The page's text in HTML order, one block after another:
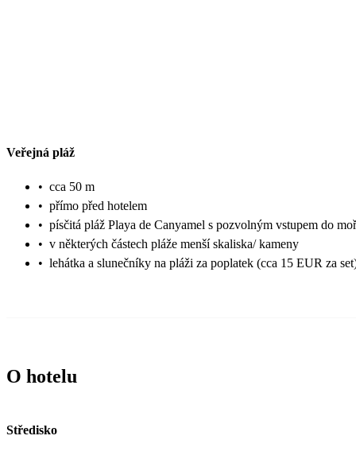
Veřejná pláž
• cca 50 m
• přímo před hotelem
• písčitá pláž Playa de Canyamel s pozvolným vstupem do
• v některých částech pláže menší skaliska/ kameny
• lehátka a slunečníky na pláži za poplatek (cca 15 EUR za
O hotelu
Středisko